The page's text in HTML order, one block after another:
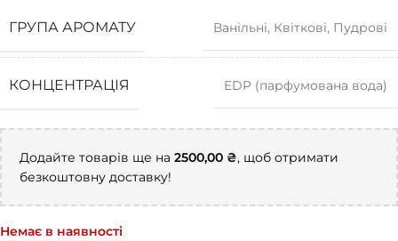
ГРУПА АРОМАТУ Ванільні, Квіткові, Пудрові
КОНЦЕНТРАЦІЯ EDP (парфумована вода)
Додайте товарів ще на 2500,00 ₴, щоб отримати
безкоштовну доставку!
Немає в наявності